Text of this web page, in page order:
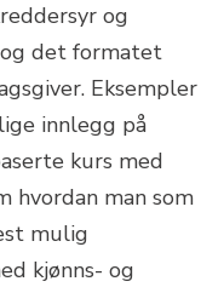
og
det formatet
Eksempler
innlegg på
kurs med
hvordan man som
mulig
kjønns- og